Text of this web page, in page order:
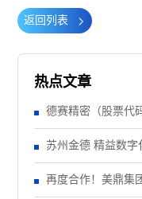
返回列表
热点文章
德赛精密（股票代
精益注塑项目！
苏州金德 精益数字
再度合作！美鼎集